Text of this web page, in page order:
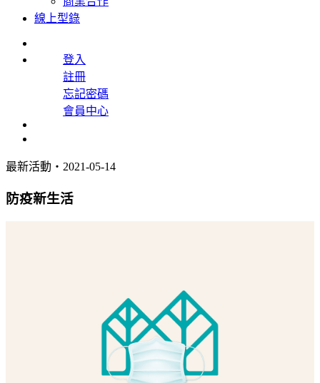
線上型錄
登入
註冊
忘記密碼
會員中心
最新活動 ・2021-05-14
防疫新生活